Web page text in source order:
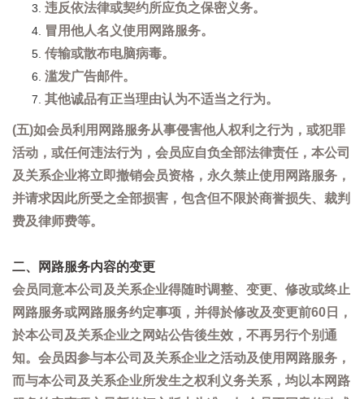
违反依法律或契约所应负之保密义务。
冒用他人名义使用网路服务。
传输或散布电脑病毒。
滥发广告邮件。
其他诚品有正当理由认为不适当之行为。
(五)如会员利用网路服务从事侵害他人权利之行为，或犯罪
活动，或任何违法行为，会员应自负全部法律责任，本公司
及关系企业将立即撤销会员资格，永久禁止使用网路服务，
并请求因此所受之全部损害，包含但不限於商誉损失、裁判
费及律师费等。
二、网路服务内容的变更
会员同意本公司及关系企业得随时调整、变更、修改或终止
网路服务或网路服务约定事项，并得於修改及变更前60日，
於本公司及关系企业之网站公告後生效，不再另行个别通
知。会员因参与本公司及关系企业之活动及使用网路服务，
而与本公司及关系企业所发生之权利义务关系，均以本网路